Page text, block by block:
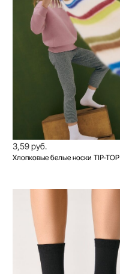
3,59 руб.
Хлопковые белые носки TIP-TOP